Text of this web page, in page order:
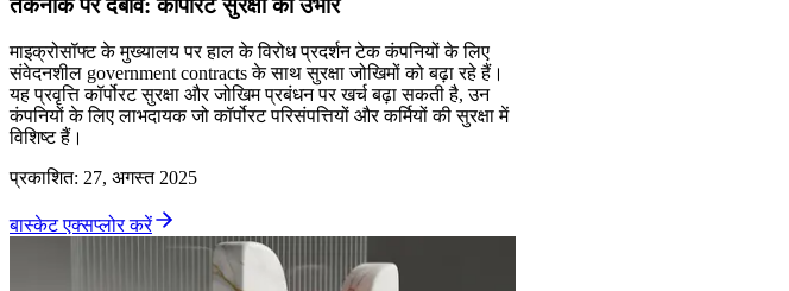
तकनीक पर दबाव: कॉर्पोरट सुरक्षा का उभार
माइक्रोसॉफ्ट के मुख्यालय पर हाल के विरोध प्रदर्शन टेक कंपनियों के लिए
संवेदनशील government contracts के साथ सुरक्षा जोखिमों को बढ़ा रहे हैं।
यह प्रवृत्ति कॉर्पोरट सुरक्षा और जोखिम प्रबंधन पर खर्च बढ़ा सकती है, उन
कंपनियों के लिए लाभदायक जो कॉर्पोरट परिसंपत्तियों और कर्मियों की सुरक्षा में
विशिष्ट हैं।
प्रकाशित: 27, अगस्त 2025
बास्केट एक्सप्लोर करें